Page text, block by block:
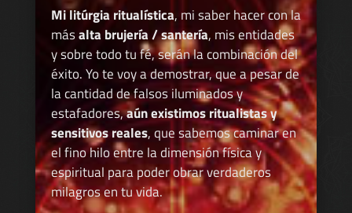
Mi litúrgia ritualística, mi saber hacer con la
másalta brujería / santería, mis entidades
y sobre todo tu fé, serán la combinación del
éxito. Yo te voy a demostrar, que a pesar de
la cantidad de falsos iluminados y
estafadores,aún existimos ritualistas y
sensitivos reales, que sabemos caminar en
el fino hilo entre la dimensión física y
espiritual para poder obrar verdaderos
milagros en tu vida.